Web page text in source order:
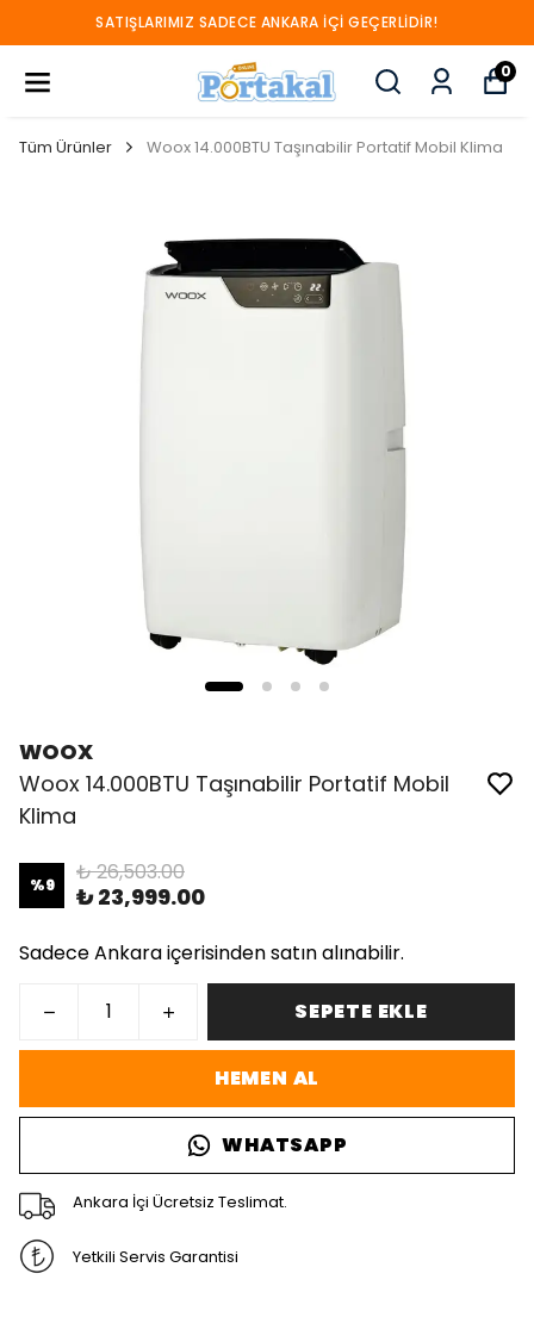
SATIŞLARIMIZ SADECE ANKARA İÇİ GEÇERLİDİR!
0
Tüm Ürünler Woox 14.000BTU Taşınabilir Portatif Mobil Klima
WOOX
Woox 14.000BTU Taşınabilir Portatif Mobil
Klima
%9 ₺ 26,503.00
₺ 23,999.00
Sadece Ankara içerisinden satın alınabilir.
SEPETE EKLE
HEMEN AL
WHATSAPP
Ankara İçi Ücretsiz Teslimat.
Yetkili Servis Garantisi